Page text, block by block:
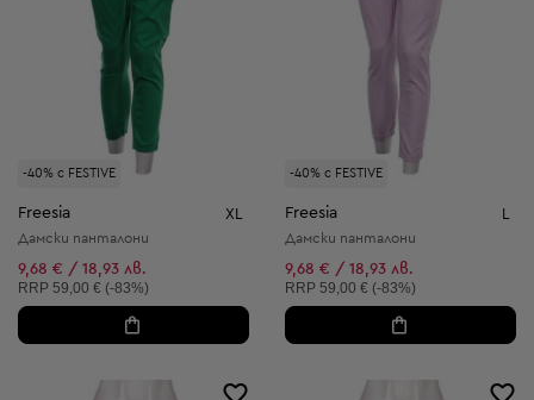
-40% с FESTIVE
Freesia XL
Дамски панталони
9,68 € / 18,93 лв.
Препоръчителна цена:
RRP 59,00 € (-83%)
-40% с FESTIVE
Freesia
Дамски панталони
9,68 € / 18,93 лв.
Препоръчителна цена:
RRP 59,00 € (-83%)